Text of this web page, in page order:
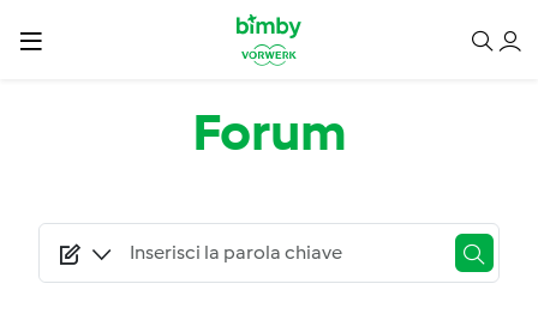
Salta al contenuto principale
Forum